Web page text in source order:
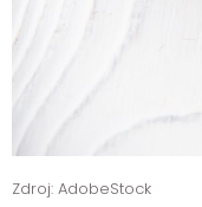
Zdroj: AdobeStock